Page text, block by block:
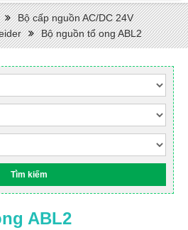
Bộ cấp nguồn AC/DC 24V
Bộ nguồn tổ ong ABL2
ABL2